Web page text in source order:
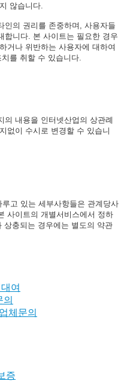
않습니다.
인의 권리를 존중하며, 사용자들
합니다. 본 사이트는 필요한 경우
거나 위반하는 사용자에 대하여
를 취할 수 있습니다.
의 내용을 인터넷산업의 상관례
없이 수시로 변경할 수 있습니
고 있는 세부사항들은 관계당사
사이트의 개별서비스에서 정하
상충되는 경우에는 별도의 약관
여
체문의
증